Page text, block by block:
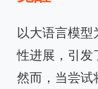
以大语言模
性进展，引发
然而，当尝试